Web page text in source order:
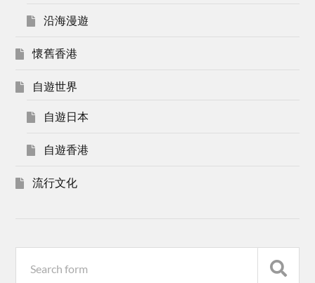
沿海漫遊
懷舊香港
自遊世界
自遊日本
自遊香港
流行文化